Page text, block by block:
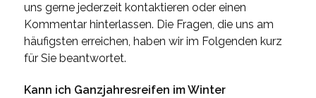
uns gerne jederzeit kontaktieren oder einen
Kommentar hinterlassen. Die Fragen, die uns am
häufigsten erreichen, haben wir im Folgenden kurz
für Sie beantwortet.
Kann ich Ganzjahresreifen im Winter